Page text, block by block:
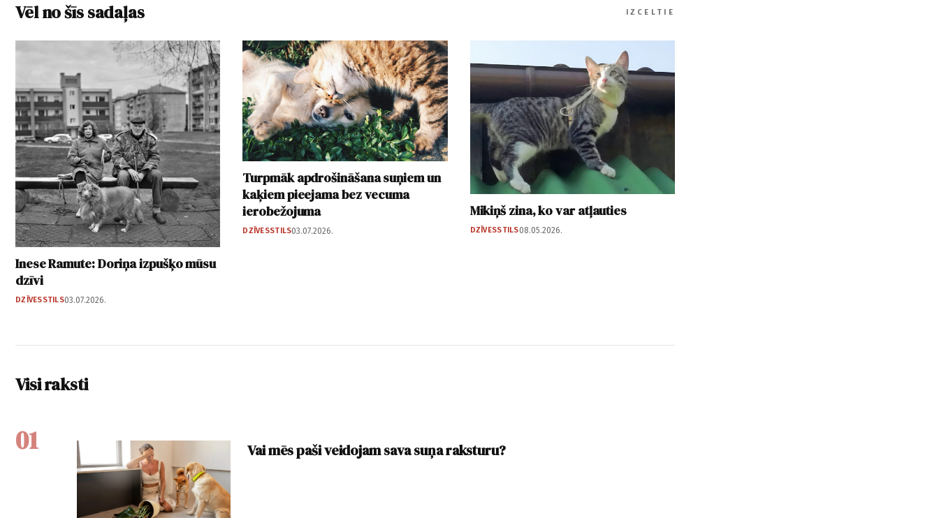
Vēl no šīs sadaļas IZCELTIE
Inese Ramute: Doriņa izpušķo mūsu
dzīvi
DZĪVESSTILS03.07.2026.
Turpmāk apdrošināšana suņiem un
kaķiem pieejama bez vecuma
ierobežojuma
DZĪVESSTILS03.07.2026.
Mikiņš zina, ko var atļauties
DZĪVESSTILS08.05.2026.
Visi raksti
01 Vai mēs paši veidojam sava suņa raksturu?